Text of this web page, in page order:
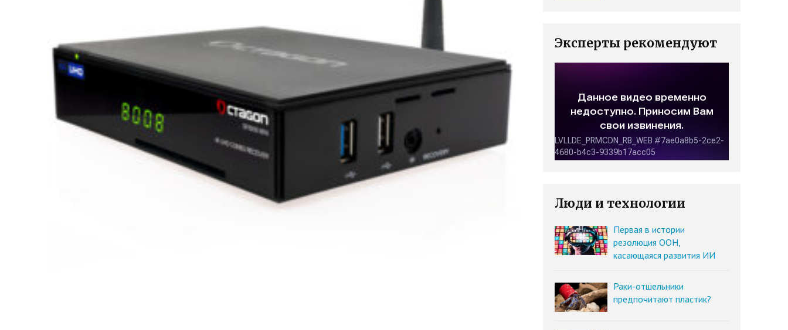
Эксперты рекомендуют
Люди и технологии
Первая в истории
резолюция ООН,
касающаяся развития ИИ
Раки-отшельники
предпочитают пластик?